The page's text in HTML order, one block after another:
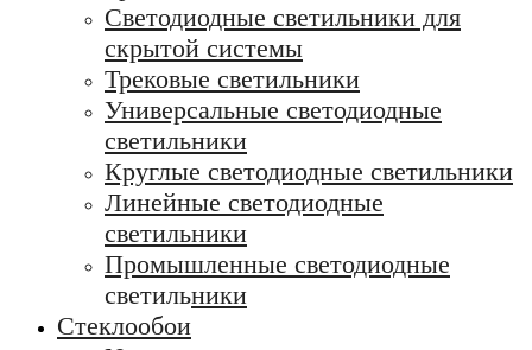
Светодиодные светильники для
скрытой системы
Трековые светильники
Универсальные светодиодные
светильники
Круглые светодиодные светильники
Линейные светодиодные
светильники
Промышленные светодиодные
светильники
Стеклообои